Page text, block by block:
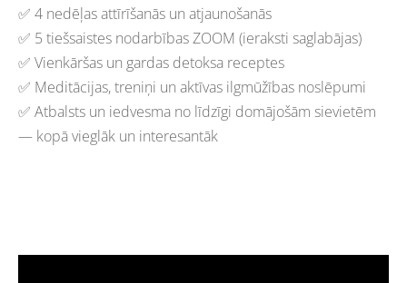
✅ 4 nedēļas attīrīšanās un atjaunošanās
✅ 5 tiešsaistes nodarbības ZOOM (ieraksti saglabājas)
✅ Vienkāršas un gardas detoksa receptes
✅ Meditācijas, treniņi un aktīvas ilgmūžības noslēpumi
✅ Atbalsts un iedvesma no līdzīgi domājošām sievietēm
— kopā vieglāk un interesantāk